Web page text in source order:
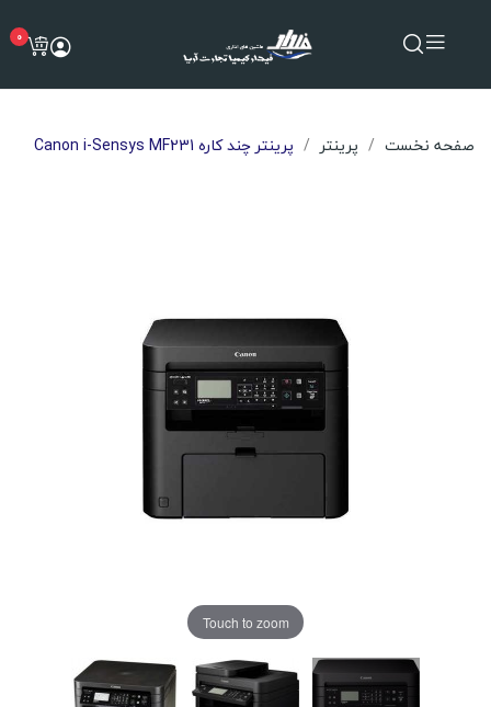
0
صفحه نخست پرینتر پرینتر چند کاره Canon i-Sensys MF231
Touch to zoom